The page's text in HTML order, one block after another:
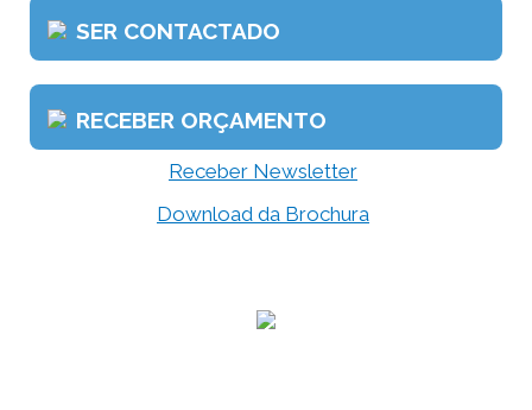
SER CONTACTADO
RECEBER ORÇAMENTO
Receber Newsletter
Download da Brochura